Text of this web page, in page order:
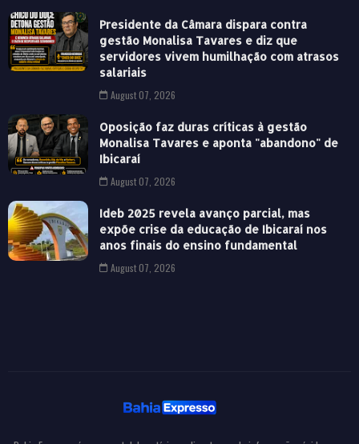
Presidente da Câmara dispara contra
gestão Monalisa Tavares e diz que
servidores vivem humilhação com atrasos
salariais
August 07, 2026
Oposição faz duras críticas à gestão
Monalisa Tavares e aponta "abandono" de
Ibicaraí
August 07, 2026
Ideb 2025 revela avanço parcial, mas
expõe crise da educação de Ibicaraí nos
anos finais do ensino fundamental
August 07, 2026